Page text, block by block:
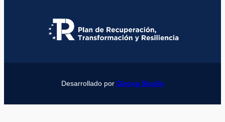
Desarrollado por Girona Studio